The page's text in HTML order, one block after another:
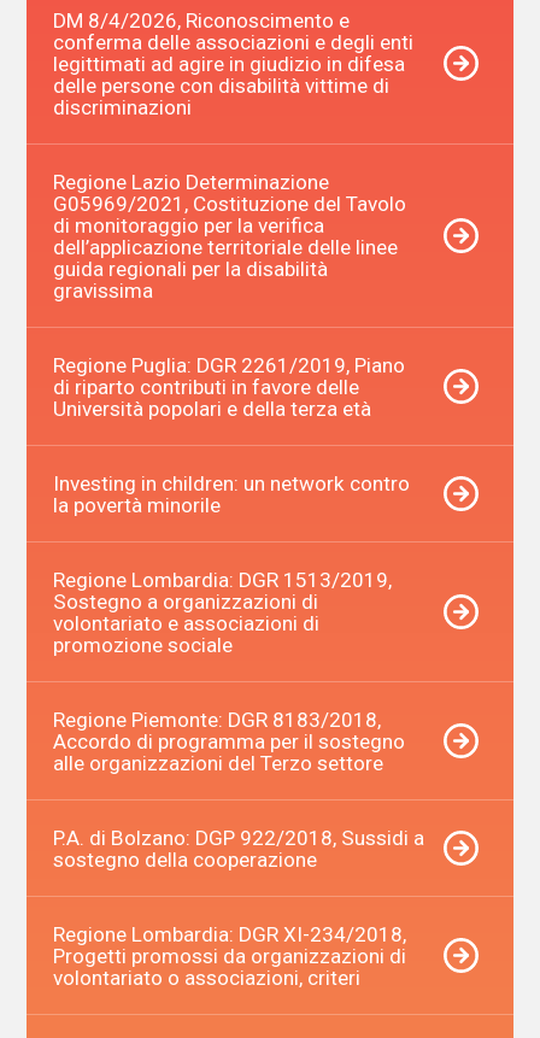
DM 8/4/2026, Riconoscimento e
conferma delle associazioni e degli enti
legittimati ad agire in giudizio in difesa
delle persone con disabilità vittime di
discriminazioni
Regione Lazio Determinazione
G05969/2021, Costituzione del Tavolo
di monitoraggio per la verifica
dell’applicazione territoriale delle linee
guida regionali per la disabilità
gravissima
Regione Puglia: DGR 2261/2019, Piano
di riparto contributi in favore delle
Università popolari e della terza età
Investing in children: un network contro
la povertà minorile
Regione Lombardia: DGR 1513/2019,
Sostegno a organizzazioni di
volontariato e associazioni di
promozione sociale
Regione Piemonte: DGR 8183/2018,
Accordo di programma per il sostegno
alle organizzazioni del Terzo settore
P.A. di Bolzano: DGP 922/2018, Sussidi a
sostegno della cooperazione
Regione Lombardia: DGR XI-234/2018,
Progetti promossi da organizzazioni di
volontariato o associazioni, criteri